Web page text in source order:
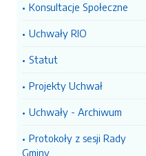
Konsultacje Społeczne
Uchwały RIO
Statut
Projekty Uchwał
Uchwały - Archiwum
Protokoły z sesji Rady
Gminy